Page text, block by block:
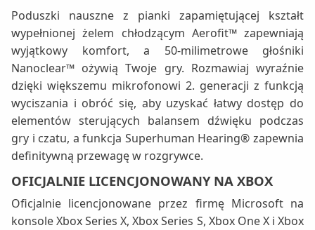
Poduszki nauszne z pianki zapamiętującej kształt
wypełnionej żelem chłodzącym Aerofit™ zapewniają
wyjątkowy komfort, a 50-milimetrowe głośniki
Nanoclear™ ożywią Twoje gry. Rozmawiaj wyraźnie
dzięki większemu mikrofonowi 2. generacji z funkcją
wyciszania i obróć się, aby uzyskać łatwy dostęp do
elementów sterujących balansem dźwięku podczas
gry i czatu, a funkcja Superhuman Hearing® zapewnia
definitywną przewagę w rozgrywce.
OFICJALNIE LICENCJONOWANY NA XBOX
Oficjalnie licencjonowane przez firmę Microsoft na
konsole Xbox Series X, Xbox Series S, Xbox One X i Xbox